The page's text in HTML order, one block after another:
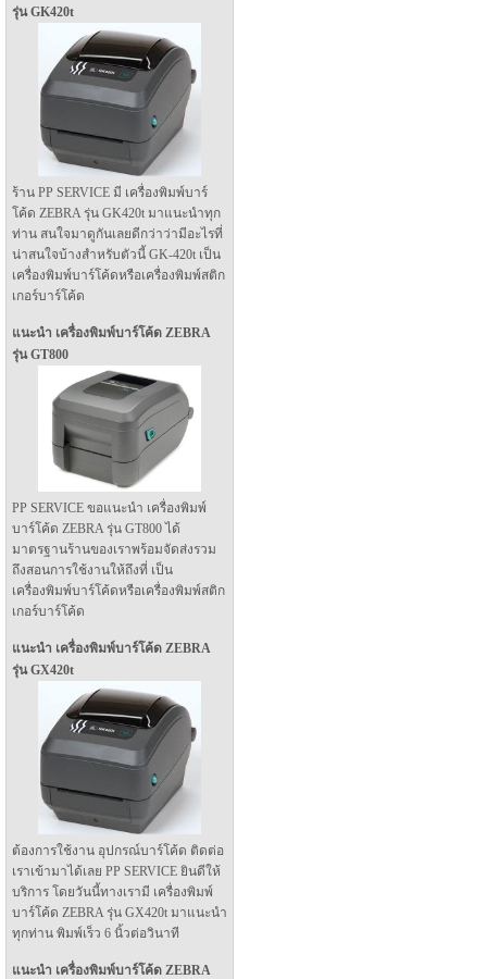
รุ่น GK420t
ร้าน PP SERVICE มี เครื่องพิมพ์บาร์
โค้ด ZEBRA รุ่น GK420t มาแนะนำทุก
ท่าน สนใจมาดูกันเลยดีกว่าว่ามีอะไรที่
น่าสนใจบ้างสำหรับตัวนี้ GK-420t เป็น
เครื่องพิมพ์บาร์โค้ดหรือเครื่องพิมพ์สติก
เกอร์บาร์โค้ด
แนะนำ เครื่องพิมพ์บาร์โค้ด ZEBRA
รุ่น GT800
PP SERVICE ขอแนะนำ เครื่องพิมพ์
บาร์โค้ด ZEBRA รุ่น GT800 ได้
มาตรฐานร้านของเราพร้อมจัดส่งรวม
ถึงสอนการใช้งานให้ถึงที่ เป็น
เครื่องพิมพ์บาร์โค้ดหรือเครื่องพิมพ์สติก
เกอร์บาร์โค้ด
แนะนำ เครื่องพิมพ์บาร์โค้ด ZEBRA
รุ่น GX420t
ต้องการใช้งาน อุปกรณ์บาร์โค้ด ติดต่อ
เราเข้ามาได้เลย PP SERVICE ยินดีให้
บริการ โดยวันนี้ทางเรามี เครื่องพิมพ์
บาร์โค้ด ZEBRA รุ่น GX420t มาแนะนำ
ทุกท่าน พิมพ์เร็ว 6 นิ้วต่อวินาที
แนะนำ เครื่องพิมพ์บาร์โค้ด ZEBRA